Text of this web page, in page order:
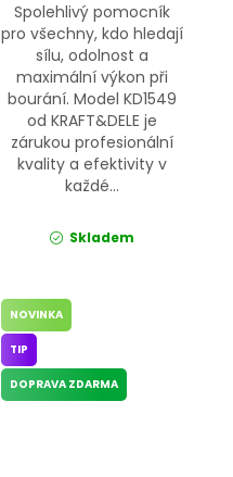
Spolehlivý pomocník
pro všechny, kdo hledají
sílu, odolnost a
maximální výkon při
bourání. Model KD1549
od KRAFT&DELE je
zárukou profesionální
kvality a efektivity v
každé...
Skladem
NOVINKA
TIP
DOPRAVA ZDARMA